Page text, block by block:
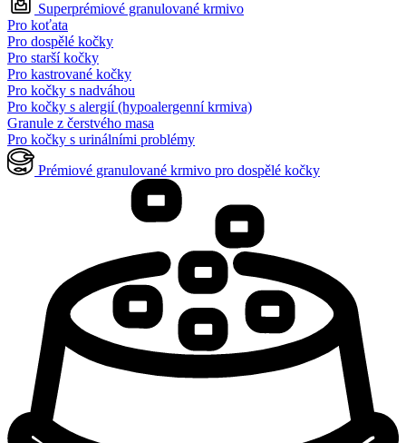
Superprémiové granulované krmivo
Pro koťata
Pro dospělé kočky
Pro starší kočky
Pro kastrované kočky
Pro kočky s nadváhou
Pro kočky s alergií (hypoalergenní krmiva)
Granule z čerstvého masa
Pro kočky s urinálními problémy
Prémiové granulované krmivo pro dospělé kočky